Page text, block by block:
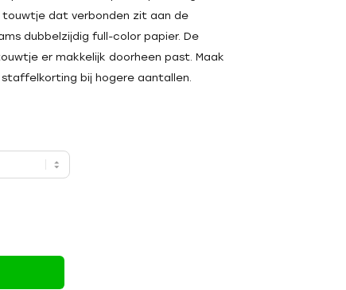
dat verbonden zit aan de
dubbelzijdig full-color papier. De
er makkelijk doorheen past. Maak
bij hogere aantallen.